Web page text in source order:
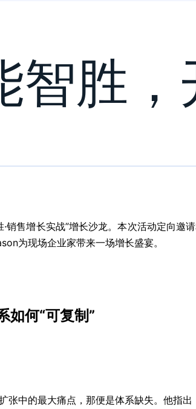
智胜，
销售增长实战”增长沙龙。本次活动定向
为现场企业家带来一场增长盛宴。
如何“可复制”
张中的最大痛点，那便是体系缺失。他指